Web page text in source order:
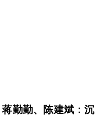
勤勤、陈建斌：沉